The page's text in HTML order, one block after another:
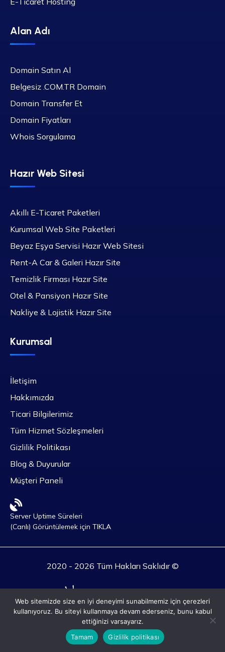
Alan Adı
Domain Satın Al
Belgesiz .COM.TR Domain
Domain Transfer Et
Domain Fiyatları
Whois Sorgulama
Hazır Web Sitesi
Akıllı E-Ticaret Paketleri
Kurumsal Web Site Paketleri
Beyaz Eşya Servisi Hazır Web Sitesi
Rent-A Car & Galeri Hazır Site
Temizlik Firması Hazır Site
Otel & Pansiyon Hazır Site
Nakliye & Lojistik Hazır Site
Kurumsal
İletişim
Hakkımızda
Ticari Bilgilerimiz
Tüm Hizmet Sözleşmeleri
Gizlilik Politikası
Blog & Duyurular
Müşteri Paneli
Server Uptime Süreleri
(Canlı) Görüntülemek için TIKLA
2020 - 2026 Tüm Hakları Saklıdır ©
Web sitemizde size en iyi deneyimi sunabilmemiz için çerezleri
kullanıyoruz. Bu siteyi kullanmaya devam ederseniz, bunu kabul
ettiğinizi varsayarız.
Tamam
Gizlilik politikası